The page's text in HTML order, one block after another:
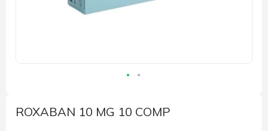
comienzo
de
ROXABAN 10 MG 10 COMP